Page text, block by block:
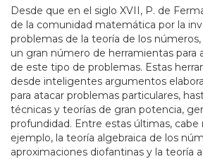
Desde que en el siglo XVII, P. de
de la comunidad matemática por la
problemas de la teoría de los
un gran número de herramientas para
de este tipo de problemas. Estas
desde inteligentes argumentos
para atacar problemas particulares,
técnicas y teorías de gran potencia,
profundidad. Entre estas últimas, cabe
ejemplo, la teoría algebraica de los
aproximaciones diofantinas y la teoría